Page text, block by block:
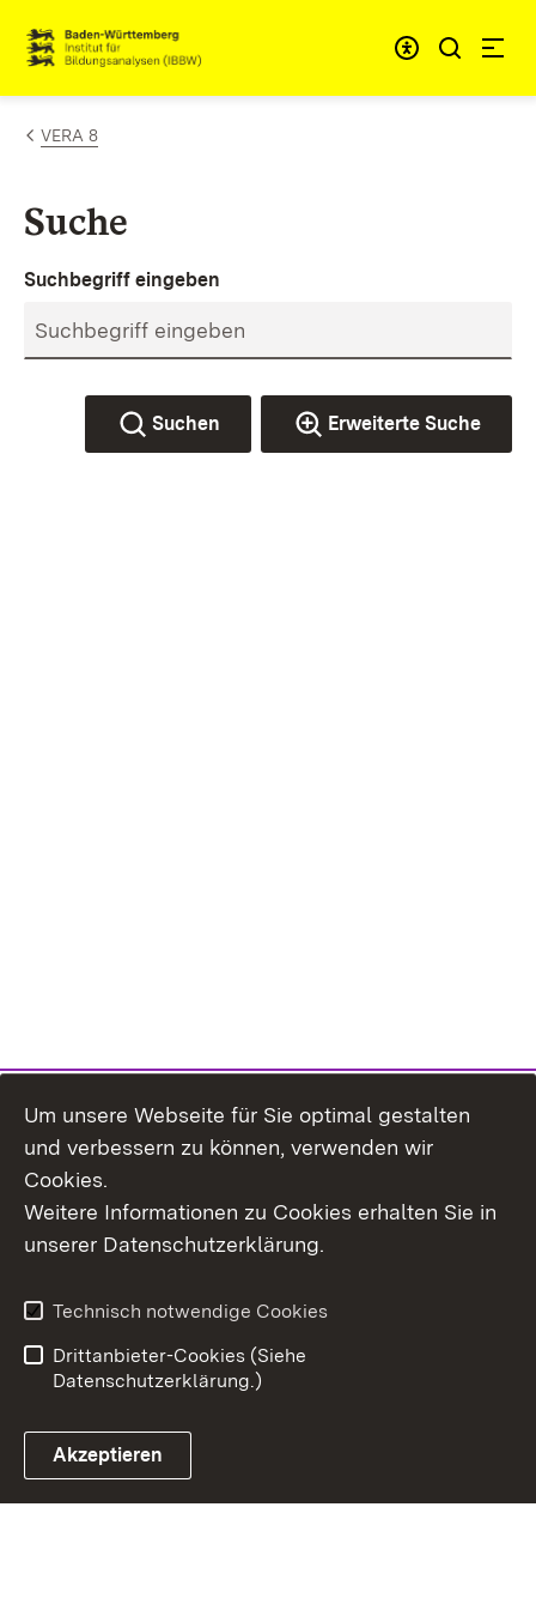
Zum Inhalt springen
Link zur Startseite
VERA 8
Suche
Suchbegriff eingeben
Suchen Erweiterte Suche
Erklärung zur
Benutzungshinweise
Um unsere Webseite für Sie optimal gestalten
und verbessern zu können, verwenden wir
Cookies.
Weitere Informationen zu Cookies erhalten Sie in
unserer Datenschutzerklärung.
Technisch notwendige Cookies
Drittanbieter-Cookies (Siehe
Datenschutzerklärung.)
Akzeptieren